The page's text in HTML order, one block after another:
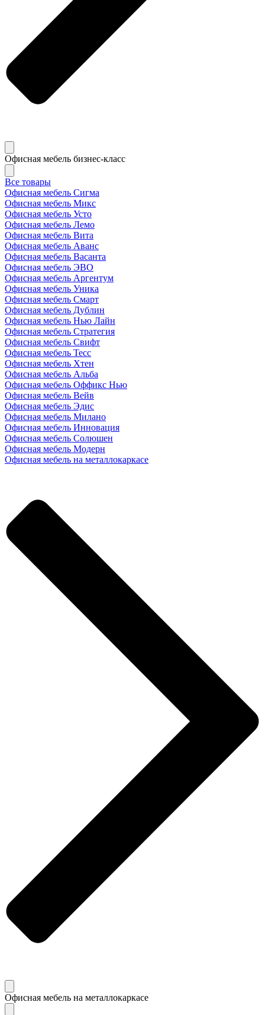
Офисная мебель бизнес-класс
Все товары
Офисная мебель Сигма
Офисная мебель Микс
Офисная мебель Усто
Офисная мебель Лемо
Офисная мебель Вита
Офисная мебель Аванс
Офисная мебель Васанта
Офисная мебель ЭВО
Офисная мебель Аргентум
Офисная мебель Уника
Офисная мебель Смарт
Офисная мебель Дублин
Офисная мебель Нью Лайн
Офисная мебель Стратегия
Офисная мебель Свифт
Офисная мебель Тесс
Офисная мебель Хтен
Офисная мебель Альба
Офисная мебель Оффикс Нью
Офисная мебель Вейв
Офисная мебель Эдис
Офисная мебель Милано
Офисная мебель Инновация
Офисная мебель Солюшен
Офисная мебель Модерн
Офисная мебель на металлокаркасе
Офисная мебель на металлокаркасе